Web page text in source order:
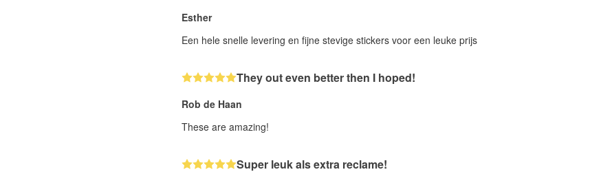
Esther
Een hele snelle levering en fijne stevige stickers voor een leuke prijs
They out even better then I hoped!
Rob de Haan
These are amazing!
Super leuk als extra reclame!